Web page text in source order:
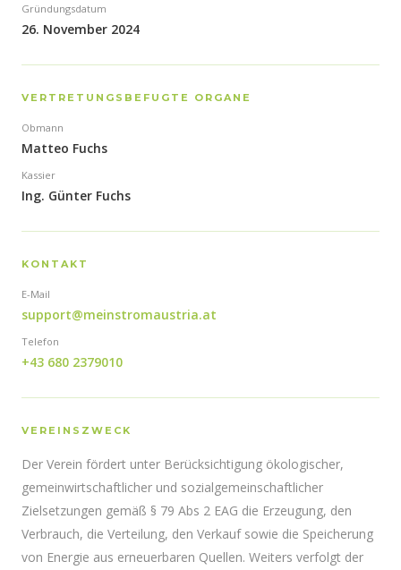
Gründungsdatum
26. November 2024
VERTRETUNGSBEFUGTE ORGANE
Obmann
Matteo Fuchs
Kassier
Ing. Günter Fuchs
KONTAKT
E-Mail
support@meinstromaustria.at
Telefon
+43 680 2379010
VEREINSZWECK
Der Verein fördert unter Berücksichtigung ökologischer,
gemeinwirtschaftlicher und sozialgemeinschaftlicher
Zielsetzungen gemäß § 79 Abs 2 EAG die Erzeugung, den
Verbrauch, die Verteilung, den Verkauf sowie die Speicherung
von Energie aus erneuerbaren Quellen. Weiters verfolgt der